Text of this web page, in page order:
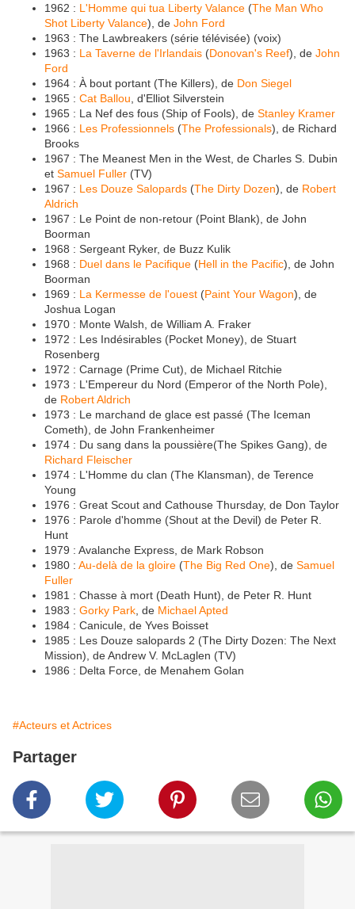
1962 : L'Homme qui tua Liberty Valance (The Man Who
Shot Liberty Valance), de John Ford
1963 : The Lawbreakers (série télévisée) (voix)
1963 : La Taverne de l'Irlandais (Donovan's Reef), de John
Ford
1964 : À bout portant (The Killers), de Don Siegel
1965 : Cat Ballou, d'Elliot Silverstein
1965 : La Nef des fous (Ship of Fools), de Stanley Kramer
1966 : Les Professionnels (The Professionals), de Richard
Brooks
1967 : The Meanest Men in the West, de Charles S. Dubin
et Samuel Fuller (TV)
1967 : Les Douze Salopards (The Dirty Dozen), de Robert
Aldrich
1967 : Le Point de non-retour (Point Blank), de John
Boorman
1968 : Sergeant Ryker, de Buzz Kulik
1968 : Duel dans le Pacifique (Hell in the Pacific), de John
Boorman
1969 : La Kermesse de l'ouest (Paint Your Wagon), de
Joshua Logan
1970 : Monte Walsh, de William A. Fraker
1972 : Les Indésirables (Pocket Money), de Stuart
Rosenberg
1972 : Carnage (Prime Cut), de Michael Ritchie
1973 : L'Empereur du Nord (Emperor of the North Pole),
de Robert Aldrich
1973 : Le marchand de glace est passé (The Iceman
Cometh), de John Frankenheimer
1974 : Du sang dans la poussière(The Spikes Gang), de
Richard Fleischer
1974 : L'Homme du clan (The Klansman), de Terence
Young
1976 : Great Scout and Cathouse Thursday, de Don Taylor
1976 : Parole d'homme (Shout at the Devil) de Peter R.
Hunt
1979 : Avalanche Express, de Mark Robson
1980 : Au-delà de la gloire (The Big Red One), de Samuel
Fuller
1981 : Chasse à mort (Death Hunt), de Peter R. Hunt
1983 : Gorky Park, de Michael Apted
1984 : Canicule, de Yves Boisset
1985 : Les Douze salopards 2 (The Dirty Dozen: The Next
Mission), de Andrew V. McLaglen (TV)
1986 : Delta Force, de Menahem Golan
#Acteurs et Actrices
Partager